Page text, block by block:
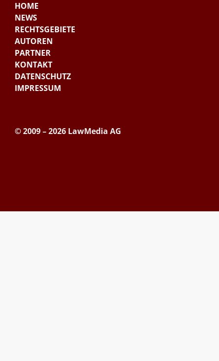
HOME
NEWS
RECHTSGEBIETE
AUTOREN
PARTNER
KONTAKT
DATENSCHUTZ
IMPRESSUM
© 2009 – 2026 LawMedia AG